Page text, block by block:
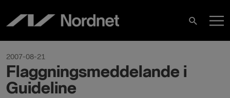
innehåll
Sök
2007-08-21
Flaggningsmeddelande i
Guideline